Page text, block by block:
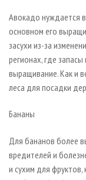
Авокадо нуждается
основном его
засухи из-за
регионах, где
выращивание. Как и
леса для посадки
Бананы
Для бананов более
вредителей и
и сухим для